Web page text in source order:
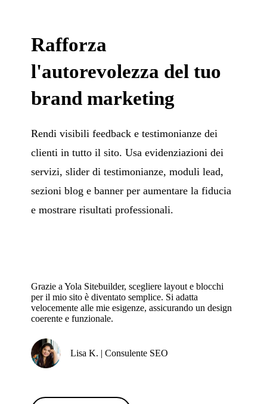
Rafforza
l'autorevolezza del tuo
brand marketing
Rendi visibili feedback e testimonianze dei
clienti in tutto il sito. Usa evidenziazioni dei
servizi, slider di testimonianze, moduli lead,
sezioni blog e banner per aumentare la fiducia
e mostrare risultati professionali.
Grazie a Yola Sitebuilder, scegliere layout e blocchi
per il mio sito è diventato semplice. Si adatta
velocemente alle mie esigenze, assicurando un design
coerente e funzionale.
Lisa K. | Consulente SEO